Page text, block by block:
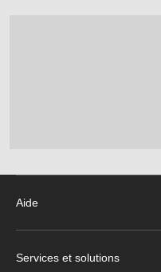
Aide
Services et solutions